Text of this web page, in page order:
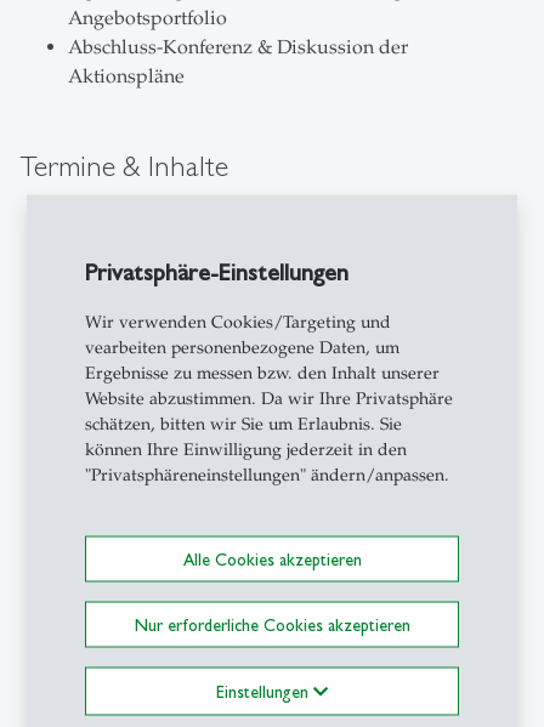
Privatsphäre-Einstellungen
Wir verwenden Cookies/Targeting und
vearbeiten personenbezogene Daten, um
Ergebnisse zu messen bzw. den Inhalt unserer
Website abzustimmen. Da wir Ihre Privatsphäre
schätzen, bitten wir Sie um Erlaubnis. Sie
können Ihre Einwilligung jederzeit in den
"Privatsphäreneinstellungen" ändern/anpassen.
Alle Cookies akzeptieren
Nur erforderliche Cookies akzeptieren
Einstellungen
Angebotsportfolio
Abschluss-Konferenz & Diskussion der
Aktionspläne
Termine & Inhalte
Vorbereitung
Webinar 1, 90'
Einstieg
Selbstorganisiertes Lernen: Ausprägungen &
Anforderungen
Standort bestimmen & Lernen planen mit
ChatGPT & Co
Webinar 2, 90'
ChatGPT & Co als Tutor und als Study-Buddy
(Lernpartner)
Erprobung & Transferaktivität